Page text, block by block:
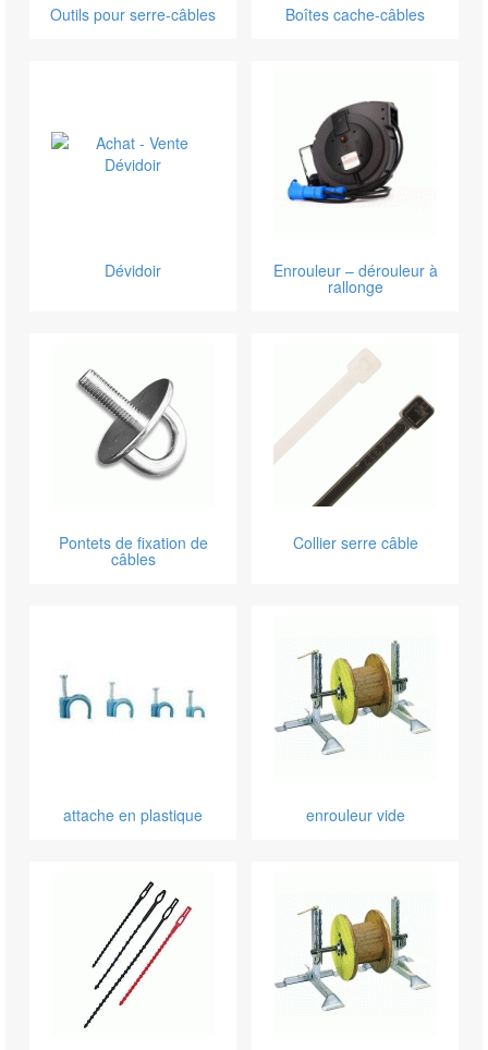
Outils pour serre-câbles Boîtes cache-câbles
Dévidoir Enrouleur – dérouleur à
rallonge
Pontets de fixation de
câbles
Collier serre câble
attache en plastique enrouleur vide